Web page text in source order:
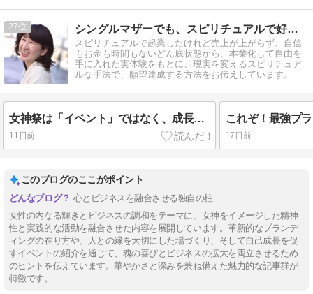
27 シングルマザーでも、スピリチュアルで好きを仕事にできた方法
スピリチュアルで起業したけれど売上が上がらず、自信
もお金も時間もないどん底状態から、本業化して自由を
手に入れた実体験をもとに、現実を変えるスピリチュア
ルな手法で、願望達成する方法をお伝えしています。
女神祭は「イベント」ではなく、成長した仲間と会える場所【女神聖開華サロン】
11日前 17日前
このブログのここがポイント
心とビジネスを融合させる独自の柱
女性の内なる輝きとビジネスの調和をテーマに、女神をイメージした精神
性と実践的な活動を融合させた内容を展開しています。革新的なブランデ
ィングの在り方や、人との縁を大切にした場づくり、そして自己成長を促
すイベントの紹介を通じて、魂の喜びとビジネスの拡大を両立させるため
のヒントを伝えています。華やかさと深みを兼ね備えた魅力的な記事群が
特徴です。